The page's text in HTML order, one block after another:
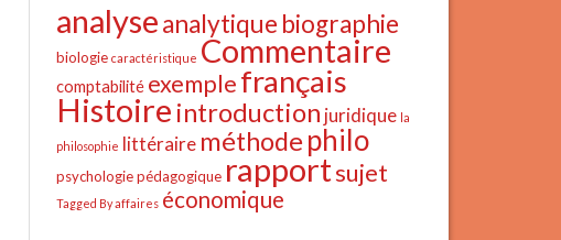
analyseanalytique biographie
biologie caractéristique Commentaire
comptabilité exemplefrançais
Histoire introduction juridique la
philosophie littéraire méthode philo
psychologie pédagogique rapportsujet
Tagged By affaires économique